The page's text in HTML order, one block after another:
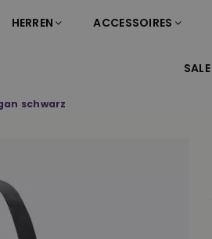
HERREN ACCESSOIRES
SALE
schwarz